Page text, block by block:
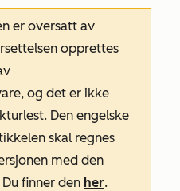
er oversatt av
opprettes
og det er ikke
Den engelske
skal regnes
med den
finner den her.